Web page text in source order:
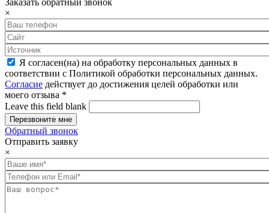
×
Я согласен(на) на обработку персональных данных в
соответствии с Политикой обработки персональных данных.
Согласие действует до достижения целей обработки или
моего отзыва *
Leave this field blank
Обратный звонок
Отправить заявку
×